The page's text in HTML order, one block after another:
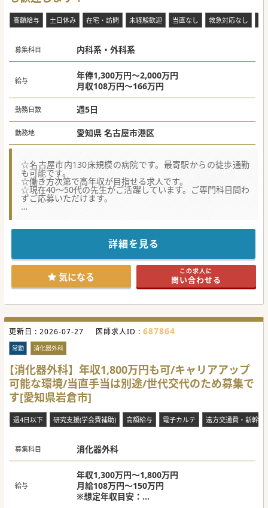
高額給与 土日休み 在宅・訪問 未経験歓迎 当直なし 救急対応なし
募集科目 内科系・外科系
給与
年俸1,300万円～2,000万円
月収108万円～166万円
勤務日数 週5日
勤務地 愛知県 名古屋市港区
☆名古屋市内130床規模の病院です。最寄駅からの徒歩通勤
も可能です。
☆働き方次第で高年収が目指せる求人です。
☆現在40～50代の先生がご活躍しています。ご専門科目問わ
ずご応募いただけます。
中です。
施設メインとなるため訪問診療が未経験の先生もスタートし
ご興味ございましたらお気軽にお問い合わせください。
#秋入職可
詳細を見る
気になる この求人に
問い合わせる
更新日 : 2026-07-27 医師求人ID : 687864
常勤 消化器外科
【消化器外科】年収1,800万円も可/キャリアアップ
可能な環境/当直手当は別途/世代交代のため募集で
す[愛知県岩倉市]
週4日以下 研究支援(学会費補助) 高額給与 電子カルテ 遠方交通費・新幹線
募集科目 消化器外科
給与
年収1,300万円～1,800万円
月給108万円～150万円
※想定年収目安：